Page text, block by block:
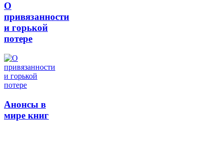
О
привязанности
и горькой
потере
Анонсы в
мире книг